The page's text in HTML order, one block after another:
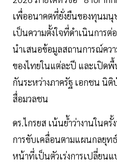
เพื่ออนาคตที่ยั่งยืนของทุนมนุ
เป็นความตั้งใจที่ดำเนินการ
นำเสนอข้อมูลสถานการณ์คว
ของไทยในแต่ละปี และเปิด
กันระหว่างภาครัฐ เอกชน นิ
สื่อมวลชน
ดร.ไกรยส เน้นย้ำว่างานในค
การขับเคลื่อนตามแผนกลยุท
หน้าที่เป็นตัวเร่งการเปลี่ยนแ